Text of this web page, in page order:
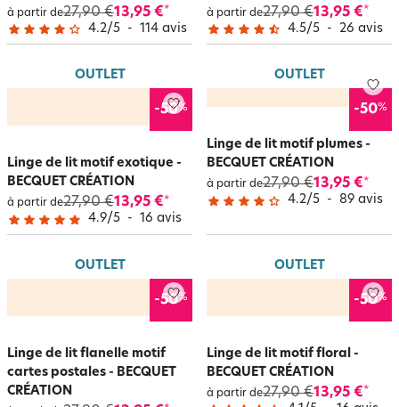
à partir de27,90 €13,95 €*
4.2/5 - 114 avis
à partir de27,90 €13,95 €*
4.5/5 - 26 avis
OUTLET
-50%
Linge de lit motif exotique -
BECQUET CRÉATION
à partir de27,90 €13,95 €*
4.9/5 - 16 avis
OUTLET
-50%
Linge de lit motif plumes -
BECQUET CRÉATION
à partir de27,90 €13,95 €*
4.2/5 - 89 avis
OUTLET
-50%
Linge de lit flanelle motif
cartes postales - BECQUET
CRÉATION
OUTLET
-50%
Linge de lit motif floral -
BECQUET CRÉATION
à partir de27,90 €13,95 €*